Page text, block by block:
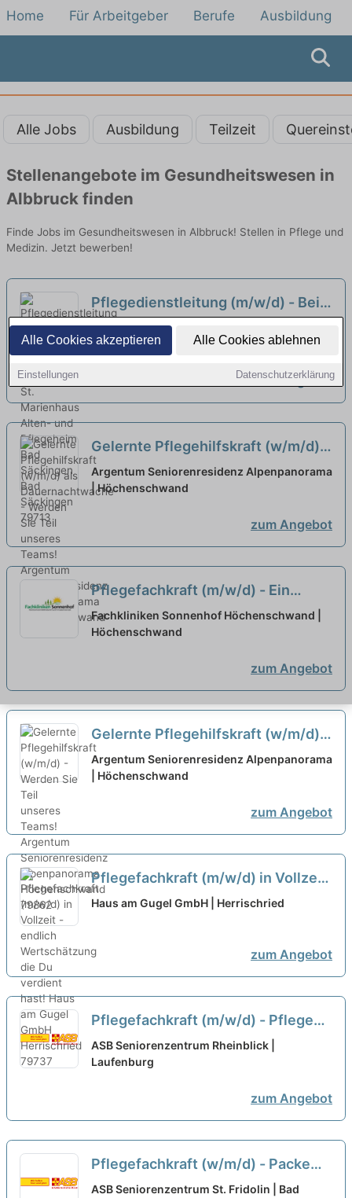
Alle Cookies akzeptieren Alle Cookies ablehnen
Einstellungen Datenschutzerklärung
Home Für Arbeitgeber Berufe Ausbildung
Alle Jobs Ausbildung Teilzeit
Stellenangebote im Gesundheitswesen in
Albbruck finden
Finde Jobs im Gesundheitswesen in Albbruck! Stellen in Pflege und
Medizin. Jetzt bewerben!
Pflegedienstleitung (m/w/d) - Bei
uns startet Ihre Karriere!
St. Marienhaus Alten- und Pflegeheim Bad
Säckingen | Bad Säckingen
zum Angebot
Gelernte Pflegehilfskraft (w/m/d)
als Dauernachtwache - Werden Sie
Teil unseres Teams!
Argentum Seniorenresidenz Alpenpanorama
| Höchenschwand
zum Angebot
Pflegefachkraft (m/w/d) - Ein
Team. Ein Ziel. Ein Wort! neu
Fachkliniken Sonnenhof Höchenschwand |
Höchenschwand
zum Angebot
Gelernte Pflegehilfskraft (w/m/d) -
Werden Sie Teil unseres Teams!
neu
Argentum Seniorenresidenz Alpenpanorama
| Höchenschwand
zum Angebot
Pflegefachkraft (m/w/d) in Vollzeit
- endlich Wertschätzung die Du
Haus am Gugel GmbH | Herrischried
zum Angebot
Pflegefachkraft (m/w/d) - Pflegen,
begleiten, beraten! neu
ASB Seniorenzentrum Rheinblick |
Laufenburg
zum Angebot
Pflegefachkraft (w/m/d) - Packe
gemeinsam mit uns an! neu
ASB Seniorenzentrum St. Fridolin | Bad